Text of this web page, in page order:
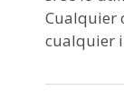
Cualquier
cualquier